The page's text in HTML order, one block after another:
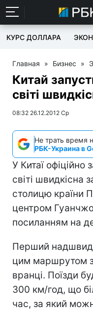
КУРС ДОЛЛАРА
Главная » Бизнес »
Китай
світі
08:32 26.12.2012 Ср
Не трать время
РБК-Украина в
У Китаї
світі швидкісна
столицю країни
центром
посиланням на
Перший
цим маршрутом
вранці. Поїзди
300 км/год, що
час, за який